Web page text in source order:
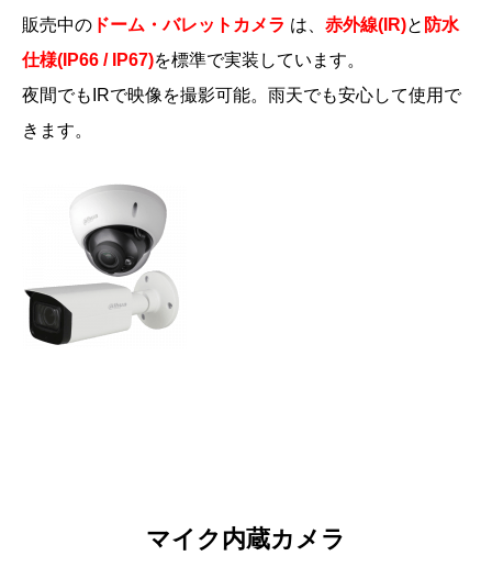
販売中の ドーム・バレットカメラ は、 赤外線(IR)と 防水
仕様(IP66 / IP67)を標準で実装しています。
夜間でもIRで映像を撮影可能。雨天でも安心して使用で
きます。
マイク内蔵カメラ